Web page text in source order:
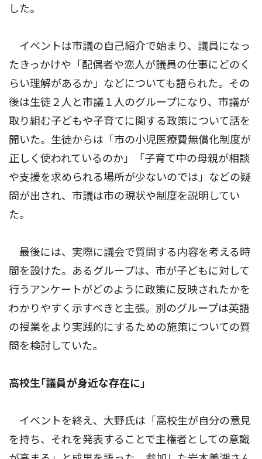
した。
イベントは市議の自己紹介で始まり、議員になっ
たきっかけや「配偶者や恋人が議員の仕事にどのく
らい理解があるか」などについても語られた。その
後は生徒２人と市議１人のグループになり、市議が
取り組む子どもや子育てに関する政策について話を
聞いた。生徒からは「市の小児医療費無償化制度が
正しく使われているのか」「子育て中の母親が相談
や支援を求められる場所が少ないのでは」などの疑
問が出され、市議は市の現状や制度を説明してい
た。
最後には、実際に議会で質問する内容を考える時
間を設けた。あるグループは、市が子どもに対して
行うアンケートがどのように政策に反映されたかを
わかりやすく示すべきと主張。別のグループは英語
の授業をより実践的にするための施策についての質
問を検討していた。
高校生｢議員が身近な存在に｣
イベントを終え、大野氏は「高校生が自分の意見
を持ち、それを発表することで主権者としての意識